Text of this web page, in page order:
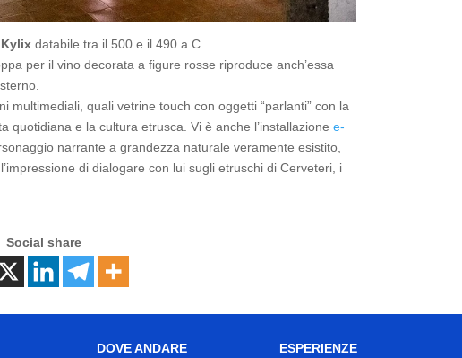
Kylix databile tra il 500 e il 490 a.C.
per il vino decorata a figure rosse riproduce anch’essa
multimediali, quali vetrine touch con oggetti “parlanti” con la
quotidiana e la cultura etrusca. Vi è anche l’installazionee-
narrante a grandezza naturale veramente esistito,
di dialogare con lui sugli etruschi di Cerveteri, i
Social share
DOVE ANDARE ESPERIENZE